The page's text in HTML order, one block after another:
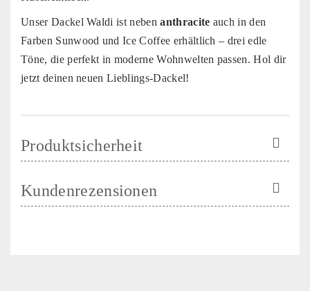
Unser Dackel Waldi ist nebenanthracite auch in den
Farben Sunwood und Ice Coffee erhältlich – drei edle
Töne, die perfekt in moderne Wohnwelten passen. Hol dir
jetzt deinen neuen Lieblings-Dackel!
Produktsicherheit
Kundenrezensionen